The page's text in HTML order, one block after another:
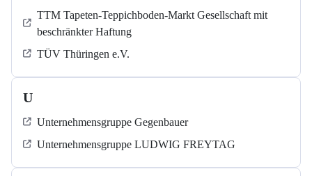
TTM Tapeten-Teppichboden-Markt Gesellschaft mit
beschränkter Haftung
TÜV Thüringen e.V.
U
Unternehmensgruppe Gegenbauer
Unternehmensgruppe LUDWIG FREYTAG